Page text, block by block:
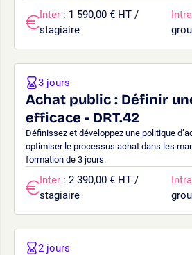
Inter : 1 590,00 € HT /
stagiaire
Intra
Achat public : Définir
efficace - DRT.42
Définissez et développez une politique
optimiser le processus achat dans les
formation de 3 jours.
3 jours
Inter : 2 390,00 € HT /
stagiaire
Intra
2 jours